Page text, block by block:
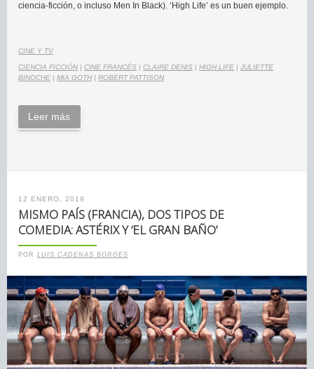
ciencia-ficción, o incluso Men In Black). ‘High Life’ es un buen ejemplo.
CINE Y TV
CIENCIA FICCIÓN | CINE FRANCÉS | CLAIRE DENIS | HIGH LIFE | JULIETTE
BINOCHE | MIA GOTH | ROBERT PATTISON
Leer más
12 ENERO, 2019
MISMO PAÍS (FRANCIA), DOS TIPOS DE
COMEDIA: ASTÉRIX Y ‘EL GRAN BAÑO’
POR LUIS CADENAS BORGES